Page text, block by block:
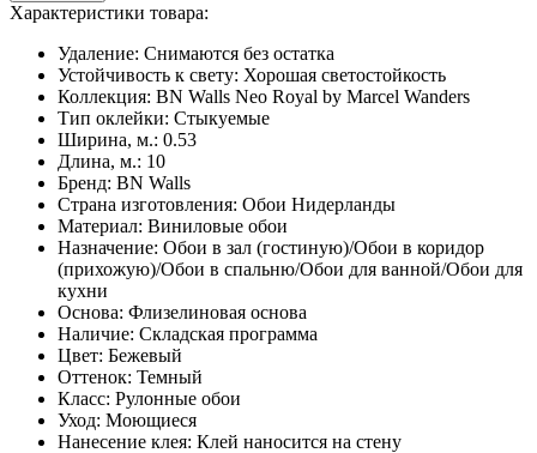
Характеристики товара:
Удаление: Снимаются без остатка
Устойчивость к свету: Хорошая светостойкость
Коллекция: BN Walls Neo Royal by Marcel Wanders
Тип оклейки: Стыкуемые
Ширина, м.: 0.53
Длина, м.: 10
Бренд: BN Walls
Страна изготовления: Обои Нидерланды
Материал: Виниловые обои
Назначение: Обои в зал (гостиную)/Обои в коридор
(прихожую)/Обои в спальню/Обои для ванной/Обои для
кухни
Основа: Флизелиновая основа
Наличие: Складская программа
Цвет: Бежевый
Оттенок: Темный
Класс: Рулонные обои
Уход: Моющиеся
Нанесение клея: Клей наносится на стену